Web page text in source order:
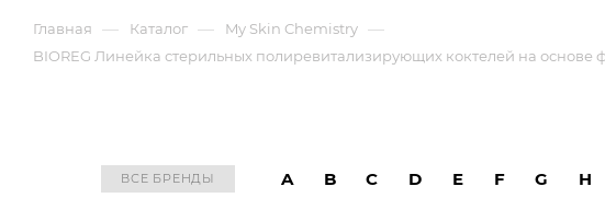
Главная — Каталог — My Skin Chemistry —
BIOREG Линейка стерильных полиревитализирующих коктелей на основе
ВСЕ БРЕНДЫ A B C D E F G H